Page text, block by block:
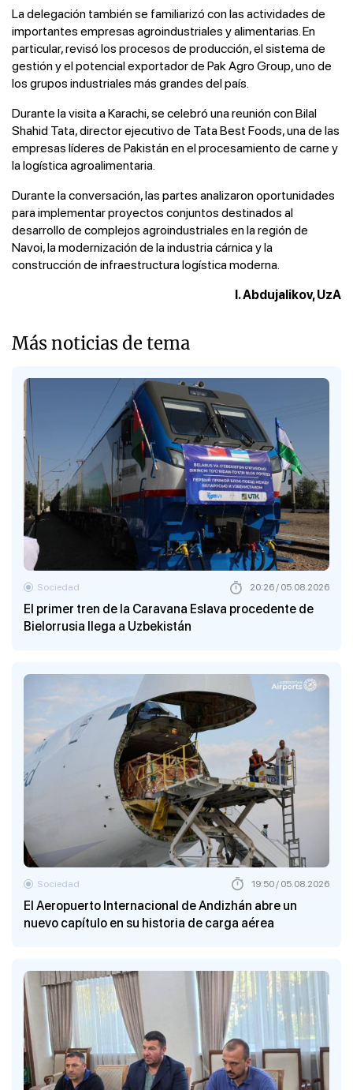
La delegación también se familiarizó con las actividades de
importantes empresas agroindustriales y alimentarias. En
particular, revisó los procesos de producción, el sistema de
gestión y el potencial exportador de Pak Agro Group, uno de
los grupos industriales más grandes del país.
Durante la visita a Karachi, se celebró una reunión con Bilal
Shahid Tata, director ejecutivo de Tata Best Foods, una de las
empresas líderes de Pakistán en el procesamiento de carne y
la logística agroalimentaria.
Durante la conversación, las partes analizaron oportunidades
para implementar proyectos conjuntos destinados al
desarrollo de complejos agroindustriales en la región de
Navoi, la modernización de la industria cárnica y la
construcción de infraestructura logística moderna.
I. Abdujalikov, UzA
Más noticias de tema
El primer tren de la Caravana Eslava procedente de
Bielorrusia llega a Uzbekistán
Sociedad 20:26 / 05.08.2026
El Aeropuerto Internacional de Andizhán abre un
nuevo capítulo en su historia de carga aérea
Sociedad 19:50 / 05.08.2026